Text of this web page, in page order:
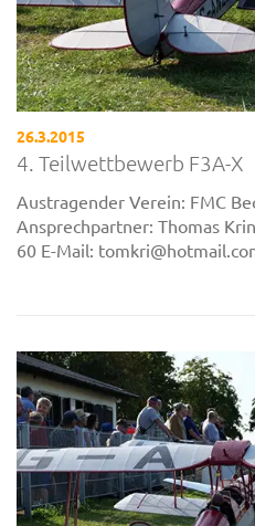
26.3.2015
4. Teilwettbewerb F3A-X
Austragender Verein: FMC
Ansprechpartner: Thomas
60 E-Mail: